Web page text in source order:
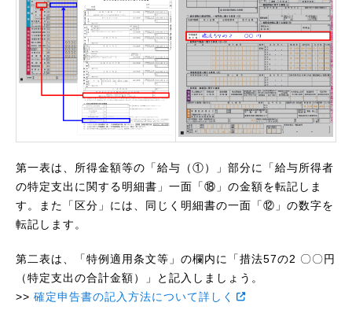
第一表は、所得金額等の「給与（①）」部分に「給与所得者
の特定支出に関する明細書」一面「⑱」の金額を転記しま
す。また「区分」には、同じく明細書の一面「⑫」の数字を
転記します。
第二表は、「特例適用条文等」の欄内に「措法57の2 〇〇円
（特定支出の合計金額）」と記入しましょう。
>> 確定申告書の記入方法について詳しく